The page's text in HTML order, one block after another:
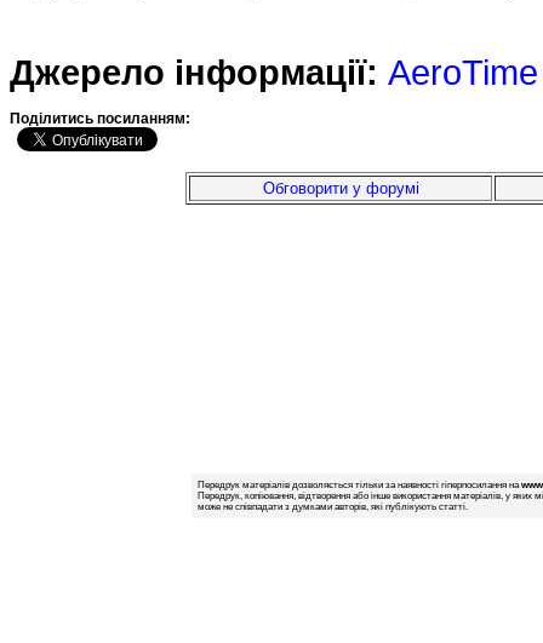
Джерело інформації: AeroTime
Подiлитись посиланням:
Обговорити у форумі
Передрук матеріалів дозволяється тільки за наявності гіперпосилання на
Передрук, копіювання, відтворення або інше використання матеріалів, у яких
може не співпадати з думками авторів, які публікують статті.